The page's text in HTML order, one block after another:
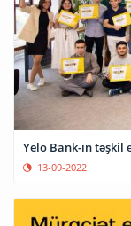
13-09-2022